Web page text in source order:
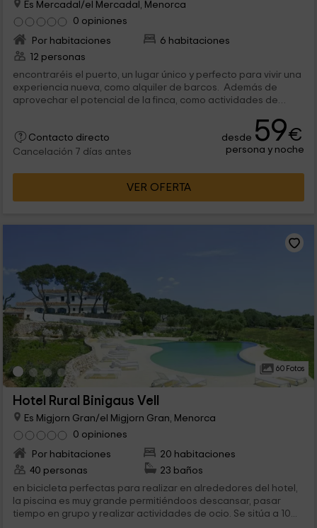
Es Mercadal/el Mercadal, Menorca
0 opiniones
Por habitaciones
6 habitaciones
12 personas
encontraréis el puerto, un lugar único y perfecto para vivir una
experiencia nueva, como alquiler de barcos. Además de
aprovechar el potencial de la finca, como actividades de
Contacto directo
Cancelación 7 días antes
desde 59€
persona y noche
VER OFERTA
60 Fotos
Hotel Rural Binigaus Vell
Es Migjorn Gran/el Migjorn Gran, Menorca
0 opiniones
Por habitaciones
20 habitaciones
40 personas
23 baños
en bicicleta perfectas para realizar en alrededores del hotel,
la piscina es muy grande permitiéndoos descansar, pasar
tiempo en grupo y realizar actividades de ocio. Se sitúa a 10...